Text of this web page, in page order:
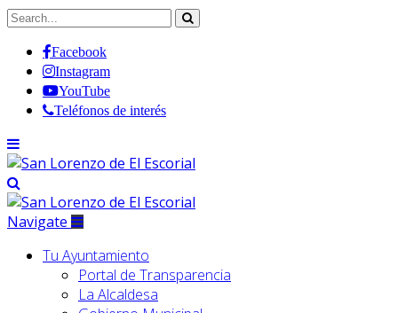
Facebook
Instagram
YouTube
Teléfonos de interés
Navigate
Tu Ayuntamiento
Portal de Transparencia
La Alcaldesa